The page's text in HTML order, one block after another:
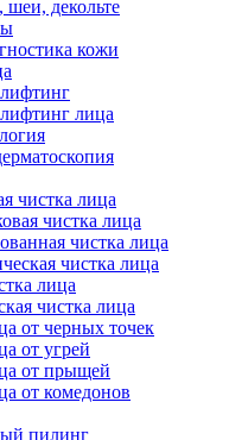
декольте
кожи
лица
чистка лица
чистка лица
чистка лица
чистка лица
лица
чистка лица
от черных точек
от угрей
от прыщей
от комедонов
пилинг